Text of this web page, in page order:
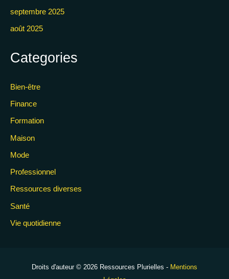
septembre 2025
août 2025
Categories
Bien-être
Finance
Formation
Maison
Mode
Professionnel
Ressources diverses
Santé
Vie quotidienne
Droits d'auteur © 2026 Ressources Plurielles - Mentions